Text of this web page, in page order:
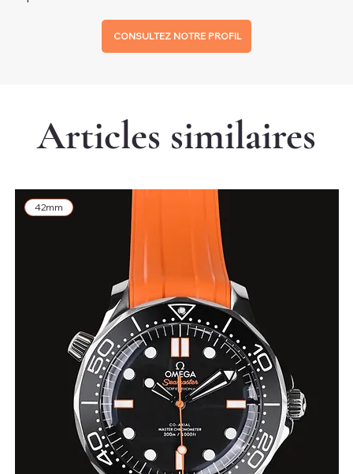
CONSULTEZ NOTRE PROFIL
Articles similaires
42mm